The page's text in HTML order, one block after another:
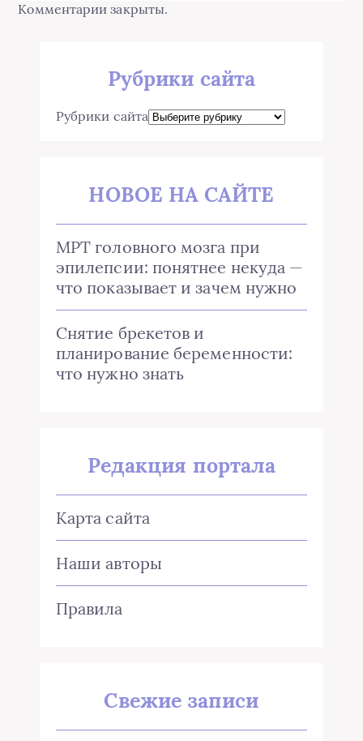
Комментарии закрыты.
Рубрики сайта
Рубрики сайта
НОВОЕ НА САЙТЕ
МРТ головного мозга при
эпилепсии: понятнее некуда —
что показывает и зачем нужно
Снятие брекетов и
планирование беременности:
что нужно знать
Редакция портала
Карта сайта
Наши авторы
Правила
Свежие записи